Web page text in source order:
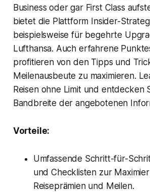
Business oder gar First Class
bietet die Plattform Insider-
beispielsweise für begehrte
Lufthansa. Auch erfahrene
profitieren von den Tipps und
Meilenausbeute zu maximieren.
Reisen ohne Limit und entdecken
Bandbreite der angebotenen
Vorteile:
Umfassende Schritt-für-
und Checklisten zur
Reiseprämien und Meilen.